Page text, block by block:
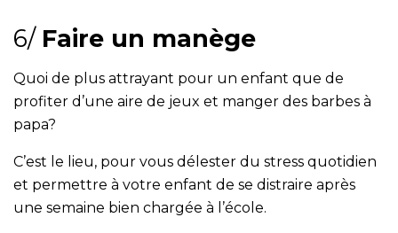
6/ Faire un manège
Quoi de plus attrayant pour un enfant que de
profiter d’une aire de jeux et manger des barbes à
papa?
C’est le lieu, pour vous délester du stress quotidien
et permettre à votre enfant de se distraire après
une semaine bien chargée à l’école.